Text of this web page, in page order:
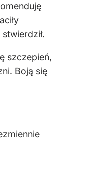
szczepień,
Boją się